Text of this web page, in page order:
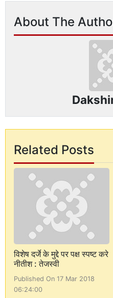
About The
Related Posts
विशेष दर्जे के मुद्दे पर पक्ष स्पष्ट करे
नीतीश : तेजस्वी
Published On 17 Mar 2018
06:24:00